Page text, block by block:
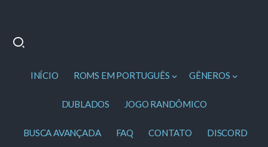
INÍCIO ROMS EM PORTUGUÊS GÊNEROS
DUBLADOS JOGO RANDÔMICO
BUSCA AVANÇADA FAQ CONTATO DISCORD